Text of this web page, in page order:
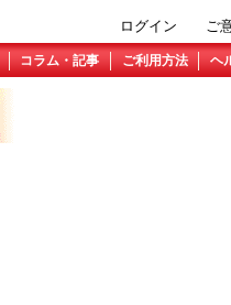
ご
ログイン
コラム・記事 ご利用方法 ヘ